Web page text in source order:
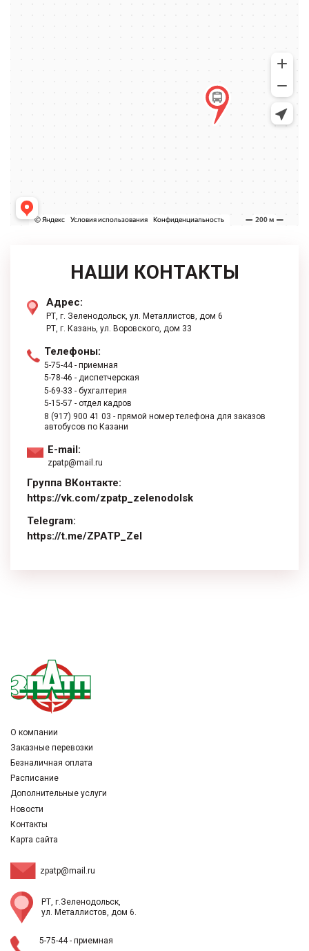
НАШИ КОНТАКТЫ
Адрес:
РТ, г. Зеленодольск, ул. Металлистов, дом 6
РТ, г. ​Казань, ул. Воровского, дом 33
Телефоны:
5-75-44- приемная
5-78-46 - диспетчерская
5-69-33 - бухгалтерия
5-15-57 - отдел кадров
8 (917) 900 41 03 - прямой номер телефона для заказов
автобусов по Казани
E-mail:
zpatp@mail.ru
Группа ВКонтакте:
https://vk.com/zpatp_zelenodolsk
Telegram:
https://t.me/ZPATP_Zel
О компании
Заказные перевозки
Безналичная оплата
Расписание
Дополнительные услуги
Новости
Контакты
Карта сайта
zpatp@mail.ru
РТ, г.Зеленодольск,
ул. Металлистов, дом 6.
5-75-44- приемная